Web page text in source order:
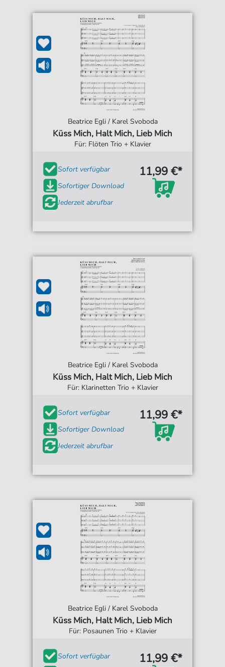
Beatrice Egli / Karel Svoboda
Küss Mich, Halt Mich, Lieb Mich
Für: Flöten Trio + Klavier
Sofort verfügbar
Sofortiger Download
Jederzeit abrufbar
11,99 €*
Beatrice Egli / Karel Svoboda
Küss Mich, Halt Mich, Lieb Mich
Für: Klarinetten Trio + Klavier
Sofort verfügbar
Sofortiger Download
Jederzeit abrufbar
11,99 €*
Beatrice Egli / Karel Svoboda
Küss Mich, Halt Mich, Lieb Mich
Für: Posaunen Trio + Klavier
Sofort verfügbar
11,99 €*